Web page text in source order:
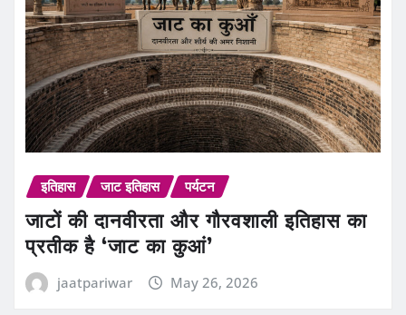
इतिहास जाट इतिहास पर्यटन
जाटों की दानवीरता और गौरवशाली इतिहास का
प्रतीक है ‘जाट का कुआं’
jaatpariwar May 26, 2026